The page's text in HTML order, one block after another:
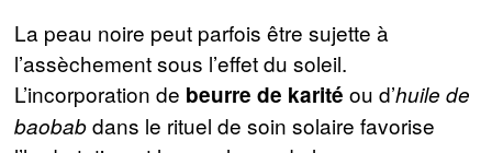
La peau noire peut parfois être sujette à
l’assèchement sous l’effet du soleil.
L’incorporation de beurre de karité ou d’huile de
baobabdans le rituel de soin solaire favorise